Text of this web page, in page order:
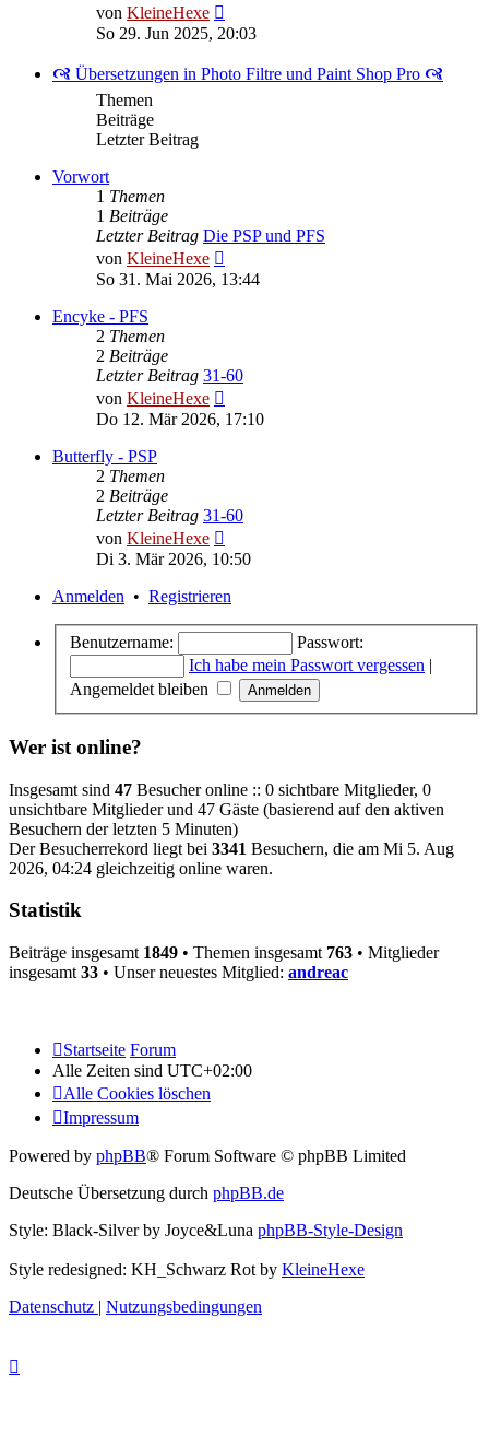
von KleineHexe
Beitrag
So 29. Jun 2025, 20:03
🙧 Übersetzungen in Photo Filtre und Paint Shop Pro 🙧
Themen
Beiträge
Letzter Beitrag
Vorwort
1 Themen
1 Beiträge
Letzter Beitrag Die PSP und PFS
von KleineHexe
Beitrag
So 31. Mai 2026, 13:44
Encyke - PFS
2 Themen
2 Beiträge
Letzter Beitrag 31-60
von KleineHexe
Beitrag
Do 12. Mär 2026, 17:10
Butterfly - PSP
2 Themen
2 Beiträge
Letzter Beitrag 31-60
von KleineHexe
Beitrag
Di 3. Mär 2026, 10:50
Anmelden • Registrieren
Benutzername:
Passwort:
Ich habe mein Passwort vergessen |
Angemeldet bleiben
Wer ist online?
Insgesamt sind 47 Besucher online :: 0 sichtbare Mitglieder, 0
unsichtbare Mitglieder und 47 Gäste (basierend auf den aktiven
Besuchern der letzten 5 Minuten)
Der Besucherrekord liegt bei 3341 Besuchern, die am Mi 5. Aug
2026, 04:24 gleichzeitig online waren.
Statistik
Beiträge insgesamt 1849 • Themen insgesamt 763 • Mitglieder
insgesamt 33 • Unser neuestes Mitglied: andreac
Startseite Forum
Alle Zeiten sind UTC+02:00
Alle Cookies löschen
Impressum
Powered by phpBB® Forum Software © phpBB Limited
Deutsche Übersetzung durch phpBB.de
Style: Black-Silver by Joyce&Luna phpBB-Style-Design
Style redesigned: KH_Schwarz Rot by KleineHexe
Datenschutz | Nutzungsbedingungen